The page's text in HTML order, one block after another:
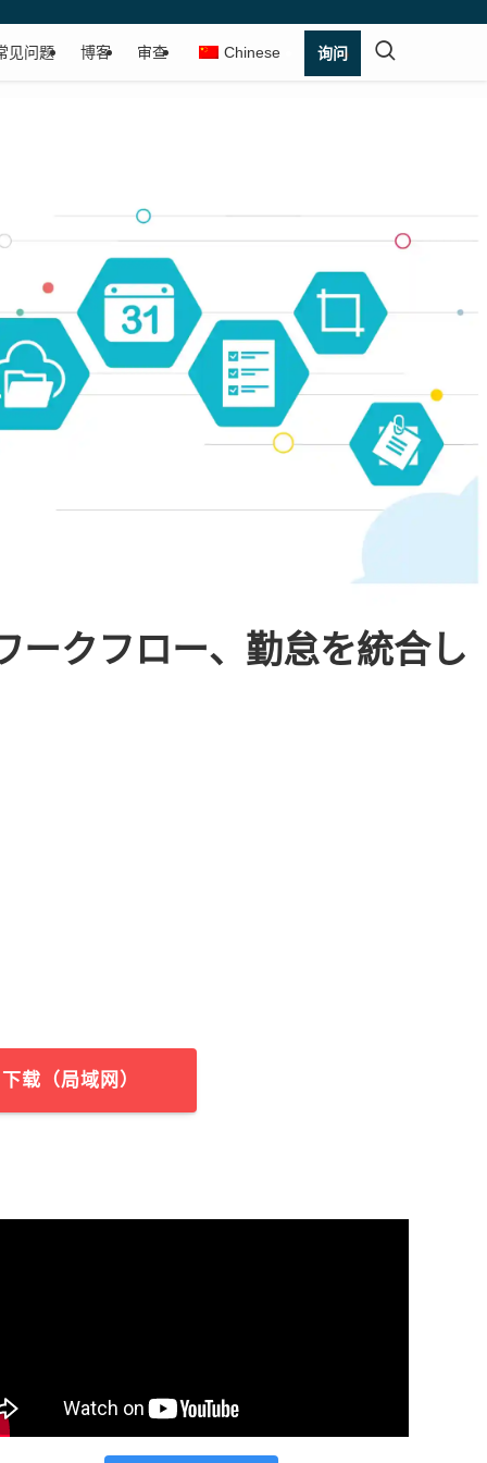
见问题 博客 审查 Chinese 询问
ークフロー、勤怠を統合し
下载（局域网）